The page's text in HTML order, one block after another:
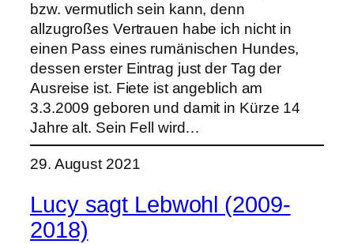
bzw. vermutlich sein kann, denn
allzugroßes Vertrauen habe ich nicht in
einen Pass eines rumänischen Hundes,
dessen erster Eintrag just der Tag der
Ausreise ist. Fiete ist angeblich am
3.3.2009 geboren und damit in Kürze 14
Jahre alt. Sein Fell wird…
29. August 2021
Lucy sagt Lebwohl (2009-
2018)